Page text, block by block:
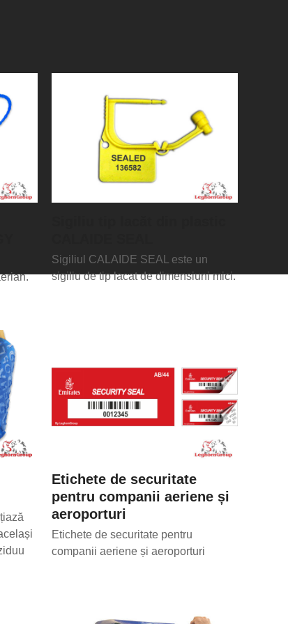
Sigiliul CALAIDE SEAL este un
sigiliu de tip lacat de dimensiuni mici.
Etichete de securitate
pentru companii aeriene și
aeroporturi
Etichete de securitate pentru
companii aeriene și aeroporturi